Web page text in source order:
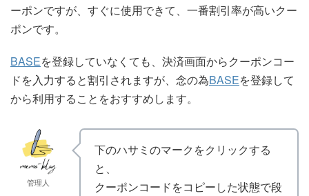
ーポンですが、すぐに使用できて、一番割引率が高いクー
ポンです。
BASEを登録していなくても、決済画面からクーポンコー
ドを入力すると割引されますが、念の為BASEを登録して
から利用することをおすすめします。
管理人
下のハサミのマークをクリックする
と、
クーポンコードをコピーした状態で段